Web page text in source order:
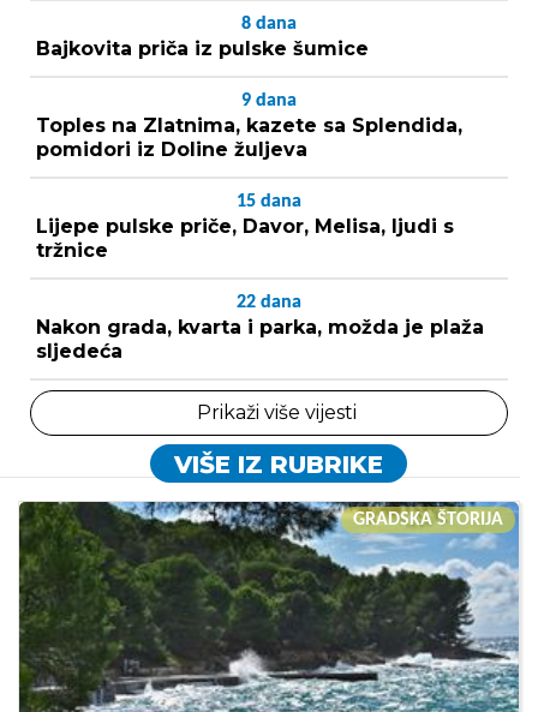
8 dana
Bajkovita priča iz pulske šumice
9 dana
Toples na Zlatnima, kazete sa Splendida,
pomidori iz Doline žuljeva
15 dana
Lijepe pulske priče, Davor, Melisa, ljudi s
tržnice
22 dana
Nakon grada, kvarta i parka, možda je plaža
sljedeća
Prikaži više vijesti
VIŠE IZ RUBRIKE
GRADSKA ŠTORIJA